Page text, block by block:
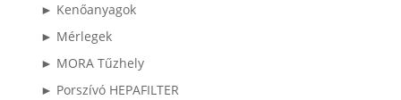
► Kenőanyagok
► Mérlegek
► MORA Tűzhely
► Porszívó HEPAFILTER